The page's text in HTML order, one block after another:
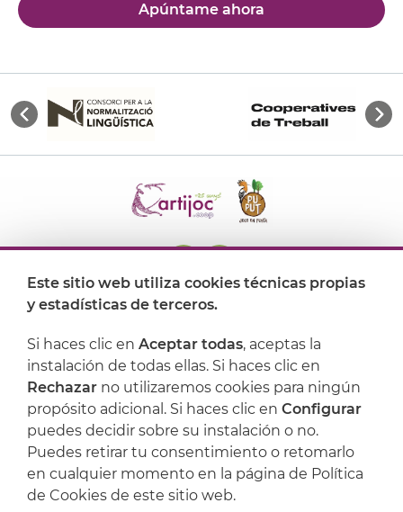
Apúntame ahora
Dónde encontrarnos
Artijoc
Soporte
Este sitio web utiliza cookies técnicas propias
y estadísticas de terceros.
Si haces clic en Aceptar todas, aceptas la
instalación de todas ellas. Si haces clic en
Rechazar no utilizaremos cookies para ningún
propósito adicional. Si haces clic en Configurar
puedes decidir sobre su instalación o no.
Puedes retirar tu consentimiento o retomarlo
en cualquier momento en la página de Política
de Cookies de este sitio web.